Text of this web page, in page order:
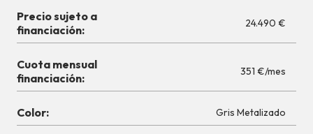
Precio sujeto a
financiación:
24.490 €
Cuota mensual
financiación:
351 €/mes
Color: Gris Metalizado